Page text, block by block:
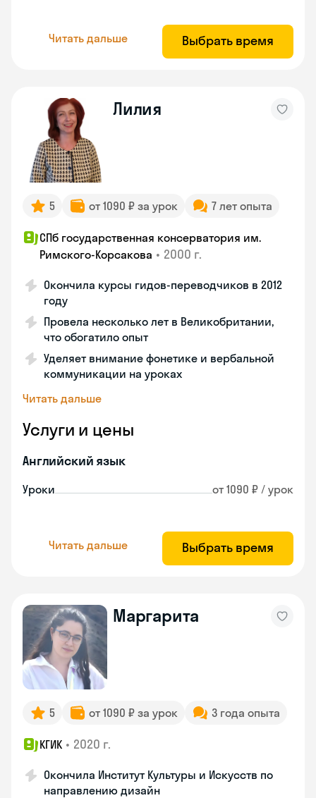
Читать дальше Выбрать время
Лилия
5 от 1090 ₽ за урок 7 лет опыта
СПб государственная консерватория им.
Римского-Корсакова • 2000 г.
Окончила курсы гидов-переводчиков в 2012
году
Провела несколько лет в Великобритании,
что обогатило опыт
Уделяет внимание фонетике и вербальной
коммуникации на уроках
Читать дальше
Услуги и цены
Английский язык
Уроки от 1090 ₽ / урок
Читать дальше Выбрать время
Маргарита
5 от 1090 ₽ за урок 3 года опыта
КГИК • 2020 г.
Окончила Институт Культуры и Искусств по
направлению дизайн